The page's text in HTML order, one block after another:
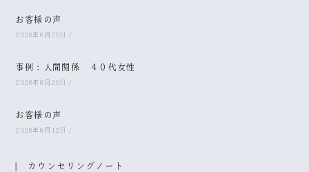
お客様の声
2026年6月20日 /
事例：人間関係 ４０代女性
2026年6月20日 /
お客様の声
2026年6月12日 /
カウンセリングノート